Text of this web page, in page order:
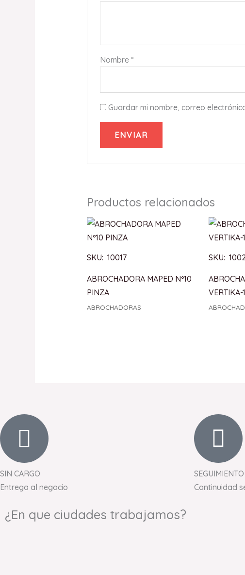
Nombre*
Guardar mi nombre, correo
Productos relacionados
SKU: 10017
ABROCHADORA MAPED Nº10
PINZA
ABROCHADORAS
SKU:
VERTIKA-
SIN CARGO
Entrega al negocio
SEGUIMIENTO
Continuidad
¿En que ciudades trabajamos?